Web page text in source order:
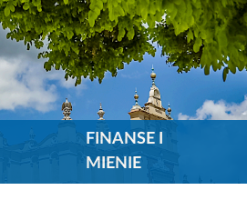
FINANSE I
MIENIE